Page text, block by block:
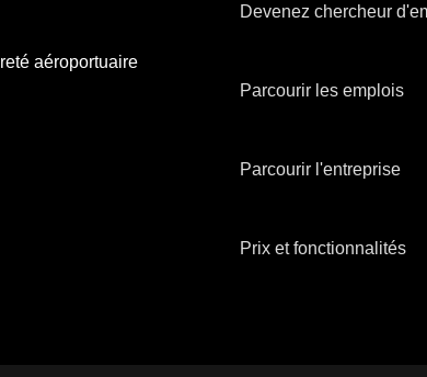
aéroportuaire
Devenez chercheur
Parcourir les emplois
Parcourir l'entreprise
Prix ​​et fonctionnalités